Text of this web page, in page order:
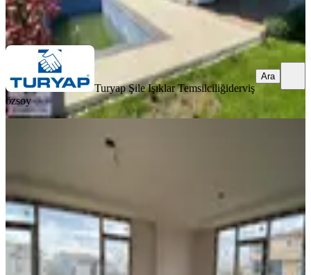
Ara
Turyap Şile Işıklar Temsilciliğiderviş
özsoy
Ara
Denize 100m | Panoramik Manzaralı
3+1
14.900.000 ₺